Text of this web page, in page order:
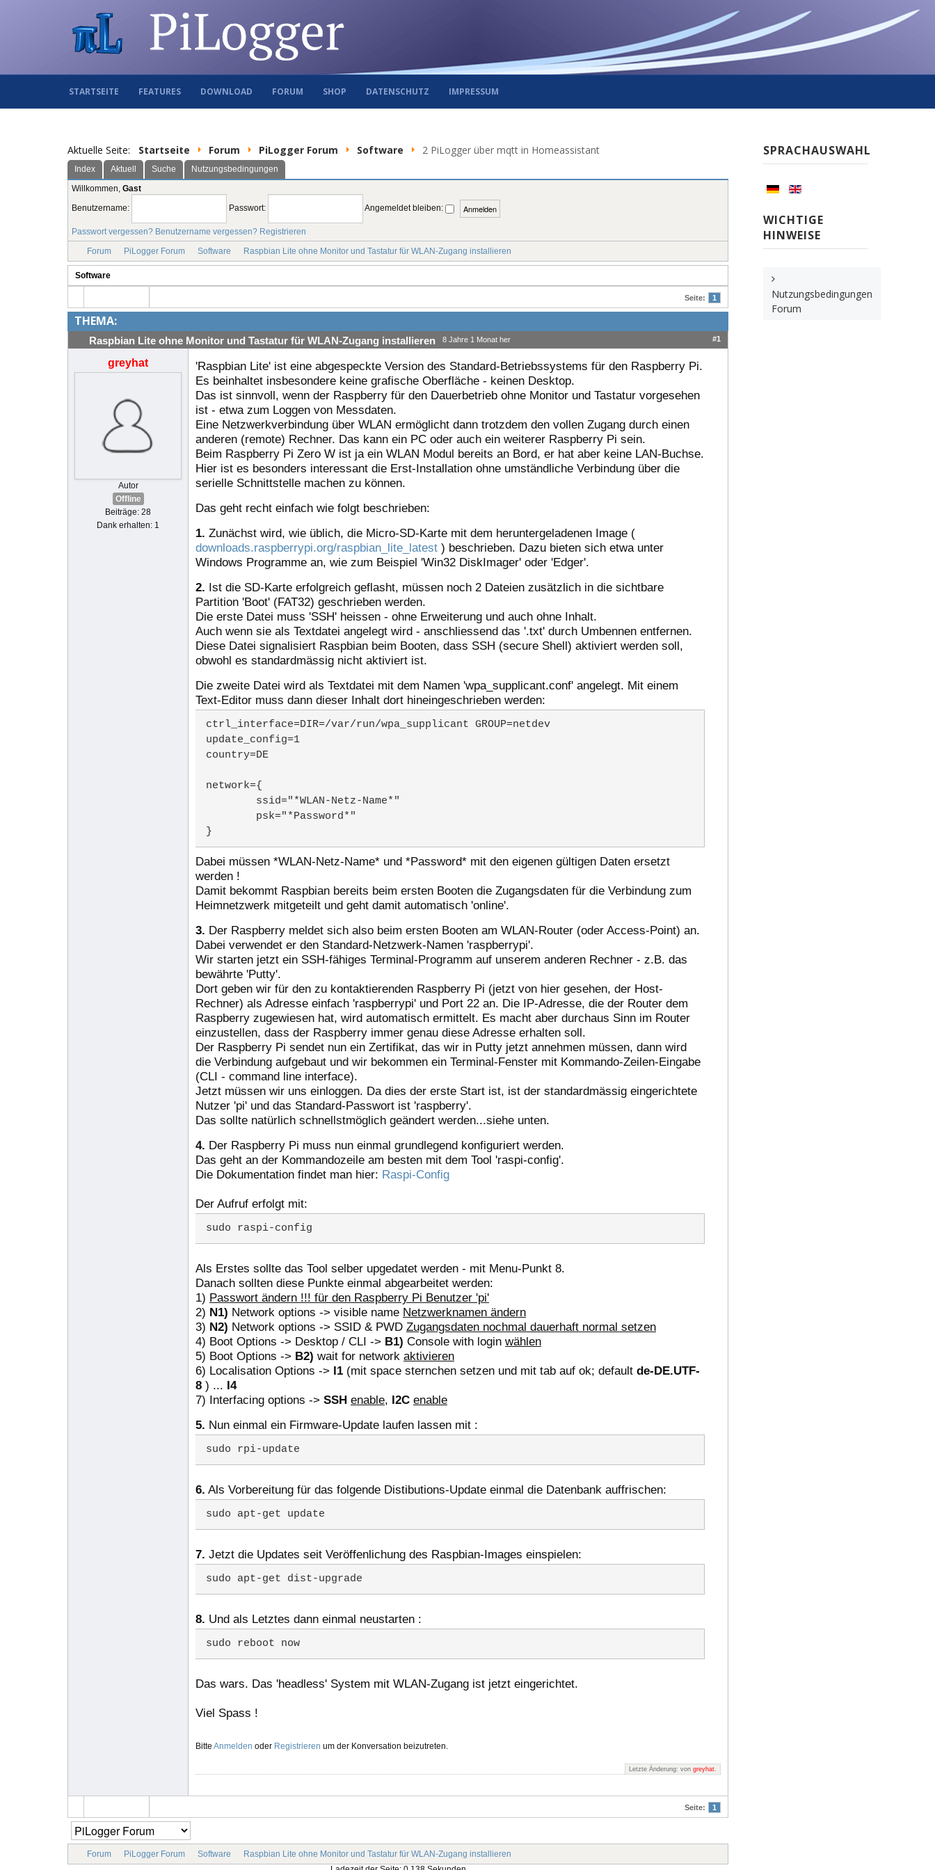
STARTSEITE FEATURES DOWNLOAD FORUM SHOP DATENSCHUTZ IMPRESSUM
Aktuelle Seite: Startseite Forum PiLogger Forum Software 2 PiLogger über mqtt in Homeassistant
Index Aktuell Suche
Nutzungsbedingungen
Willkommen, Gast
Benutzername: Passwort: Angemeldet bleiben:
Passwort vergessen? Benutzername vergessen? Registrieren
Forum
PiLogger Forum Software Raspbian Lite ohne Monitor und Tastatur für WLAN-Zugang installieren
Software
Seite: 1
THEMA:
Raspbian Lite ohne Monitor und Tastatur für WLAN-Zugang installieren 8 Jahre 1 Monat her #1
greyhat
Autor
Offline
Beiträge: 28
Dank erhalten: 1
'Raspbian Lite' ist eine abgespeckte Version des Standard-Betriebssystems für den Raspberry Pi.
Es beinhaltet insbesondere keine grafische Oberfläche - keinen Desktop.
Das ist sinnvoll, wenn der Raspberry für den Dauerbetrieb ohne Monitor und Tastatur vorgesehen
ist - etwa zum Loggen von Messdaten.
Eine Netzwerkverbindung über WLAN ermöglicht dann trotzdem den vollen Zugang durch einen
anderen (remote) Rechner. Das kann ein PC oder auch ein weiterer Raspberry Pi sein.
Beim Raspberry Pi Zero W ist ja ein WLAN Modul bereits an Bord, er hat aber keine LAN-Buchse.
Hier ist es besonders interessant die Erst-Installation ohne umständliche Verbindung über die
serielle Schnittstelle machen zu können.
Das geht recht einfach wie folgt beschrieben:
1. Zunächst wird, wie üblich, die Micro-SD-Karte mit dem heruntergeladenen Image (
downloads.raspberrypi.org/raspbian_lite_latest ) beschrieben. Dazu bieten sich etwa unter
Windows Programme an, wie zum Beispiel 'Win32 DiskImager' oder 'Edger'.
2. Ist die SD-Karte erfolgreich geflasht, müssen noch 2 Dateien zusätzlich in die sichtbare
Partition 'Boot' (FAT32) geschrieben werden.
Die erste Datei muss 'SSH' heissen - ohne Erweiterung und auch ohne Inhalt.
Auch wenn sie als Textdatei angelegt wird - anschliessend das '.txt' durch Umbennen entfernen.
Diese Datei signalisiert Raspbian beim Booten, dass SSH (secure Shell) aktiviert werden soll,
obwohl es standardmässig nicht aktiviert ist.
Die zweite Datei wird als Textdatei mit dem Namen 'wpa_supplicant.conf' angelegt. Mit einem
Text-Editor muss dann dieser Inhalt dort hineingeschrieben werden:
ctrl_interface=DIR=/var/run/wpa_supplicant GROUP=netdev
update_config=1
country=DE
network={
}
Dabei müssen *WLAN-Netz-Name* und *Password* mit den eigenen gültigen Daten ersetzt
werden !
Damit bekommt Raspbian bereits beim ersten Booten die Zugangsdaten für die Verbindung zum
Heimnetzwerk mitgeteilt und geht damit automatisch 'online'.
3. Der Raspberry meldet sich also beim ersten Booten am WLAN-Router (oder Access-Point) an.
Dabei verwendet er den Standard-Netzwerk-Namen 'raspberrypi'.
Wir starten jetzt ein SSH-fähiges Terminal-Programm auf unserem anderen Rechner - z.B. das
bewährte 'Putty'.
Dort geben wir für den zu kontaktierenden Raspberry Pi (jetzt von hier gesehen, der Host-
Rechner) als Adresse einfach 'raspberrypi' und Port 22 an. Die IP-Adresse, die der Router dem
Raspberry zugewiesen hat, wird automatisch ermittelt. Es macht aber durchaus Sinn im Router
einzustellen, dass der Raspberry immer genau diese Adresse erhalten soll.
Der Raspberry Pi sendet nun ein Zertifikat, das wir in Putty jetzt annehmen müssen, dann wird
die Verbindung aufgebaut und wir bekommen ein Terminal-Fenster mit Kommando-Zeilen-Eingabe
(CLI - command line interface).
Jetzt müssen wir uns einloggen. Da dies der erste Start ist, ist der standardmässig eingerichtete
Nutzer 'pi' und das Standard-Passwort ist 'raspberry'.
Das sollte natürlich schnellstmöglich geändert werden...siehe unten.
4. Der Raspberry Pi muss nun einmal grundlegend konfiguriert werden.
Das geht an der Kommandozeile am besten mit dem Tool 'raspi-config'.
Die Dokumentation findet man hier: Raspi-Config
Der Aufruf erfolgt mit:
sudo raspi-config
Als Erstes sollte das Tool selber upgedatet werden - mit Menu-Punkt 8.
Danach sollten diese Punkte einmal abgearbeitet werden:
1) Passwort ändern !!! für den Raspberry Pi Benutzer 'pi'
2) N1) Network options -> visible name Netzwerknamen ändern
3) N2) Network options -> SSID & PWD Zugangsdaten nochmal dauerhaft normal setzen
4) Boot Options -> Desktop / CLI -> B1) Console with login wählen
5) Boot Options -> B2) wait for network aktivieren
6) Localisation Options -> I1 (mit space sternchen setzen und mit tab auf ok; default de-DE.UTF-
8 ) ... I4
7) Interfacing options -> SSH enable, I2C enable
5. Nun einmal ein Firmware-Update laufen lassen mit :
sudo rpi-update
6. Als Vorbereitung für das folgende Distibutions-Update einmal die Datenbank auffrischen:
sudo apt-get update
7. Jetzt die Updates seit Veröffenlichung des Raspbian-Images einspielen:
sudo apt-get dist-upgrade
8. Und als Letztes dann einmal neustarten :
sudo reboot now
Das wars. Das 'headless' System mit WLAN-Zugang ist jetzt eingerichtet.
Viel Spass !
Bitte Anmelden oder Registrieren um der Konversation beizutreten.
Letzte Änderung: von greyhat
Seite: 1
Forum PiLogger Forum Software
Raspbian Lite ohne Monitor und Tastatur für WLAN-Zugang installieren
SPRACHAUSWAHL
WICHTIGE
HINWEISE
Nutzungsbedingungen
Forum